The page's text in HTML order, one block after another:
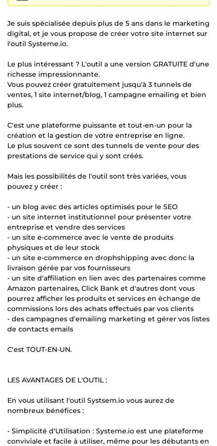
Je suis spécialisée depuis plus de 5 ans dans le marketing
digital, et je vous propose de créer votre site internet sur
l'outil Systeme.io.
Le plus intéressant ? L'outil a une version GRATUITE d'une
richesse impressionnante.
Vous pouvez créer gratuitement jusqu'à 3 tunnels de
ventes, 1 site internet/blog, 1 campagne emailing et bien
plus.
C'est une plateforme puissante et tout-en-un pour la
création et la gestion de votre entreprise en ligne.
Le plus souvent ce sont des tunnels de vente pour des
prestations de service qui y sont créés.
Mais les possibilités de l'outil sont très variées, vous
pouvez y créer :
- un blog avec des articles optimisés pour le SEO
- un site internet institutionnel pour présenter votre
entreprise et vendre des services
- un site e-commerce avec le vente de produits
physiques et de leur stock
- un site e-commerce en drophshipping avec donc la
livraison gérée par vos fournisseurs
- un site d'affiliation en lien avec des partenaires comme
Amazon partenaires, Click Bank et d'autres dont vous
pourrez afficher les produits et services en échange de
commissions lors des achats effectués par vos clients
- des campagnes d'emailing marketing et gérer vos listes
de contacts emails
C'est TOUT-EN-UN.
LES AVANTAGES DE L'OUTIL :
En vous utilisant l'outil Systsem.io vous aurez de
nombreux bénéfices :
- Simplicité d'Utilisation : Systeme.io est une plateforme
conviviale et facile à utiliser, même pour les débutants en